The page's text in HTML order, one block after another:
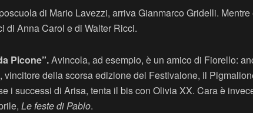
di Mario Lavezzi, arriva Gianmarco Gridelli.
di Anna Carol e di Walter Ricci.
Picone”.Avincola, ad esempio, è un amico di Fiorello:
vincitore della scorsa edizione del Festivalone, il
i successi di Arisa, tenta il bis con Olivia XX. Cara è
Le feste di Pablo.